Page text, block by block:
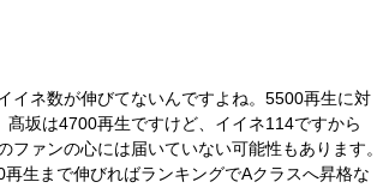
イネ数が伸びてないんですよね。5500再生に対
坂は4700再生ですけど、イイネ114ですから
ァンの心には届いていない可能性もあります。
生まで伸びればランキングでAクラスへ昇格な